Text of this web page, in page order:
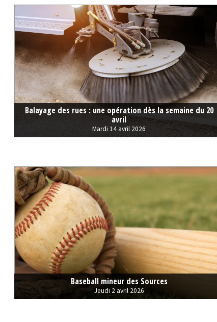
Balayage des rues : une opération dès la semaine du 20
avril
Mardi 14 avril 2026
Baseball mineur des Sources
Jeudi 2 avril 2026